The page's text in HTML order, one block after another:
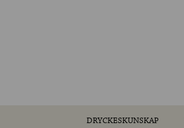
DRYCKESKUNSKAP